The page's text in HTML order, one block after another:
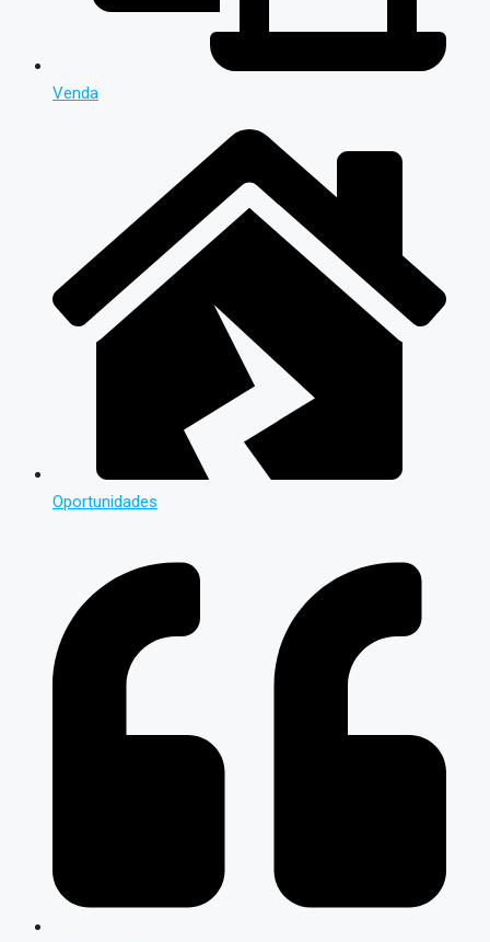
Venda
Oportunidades